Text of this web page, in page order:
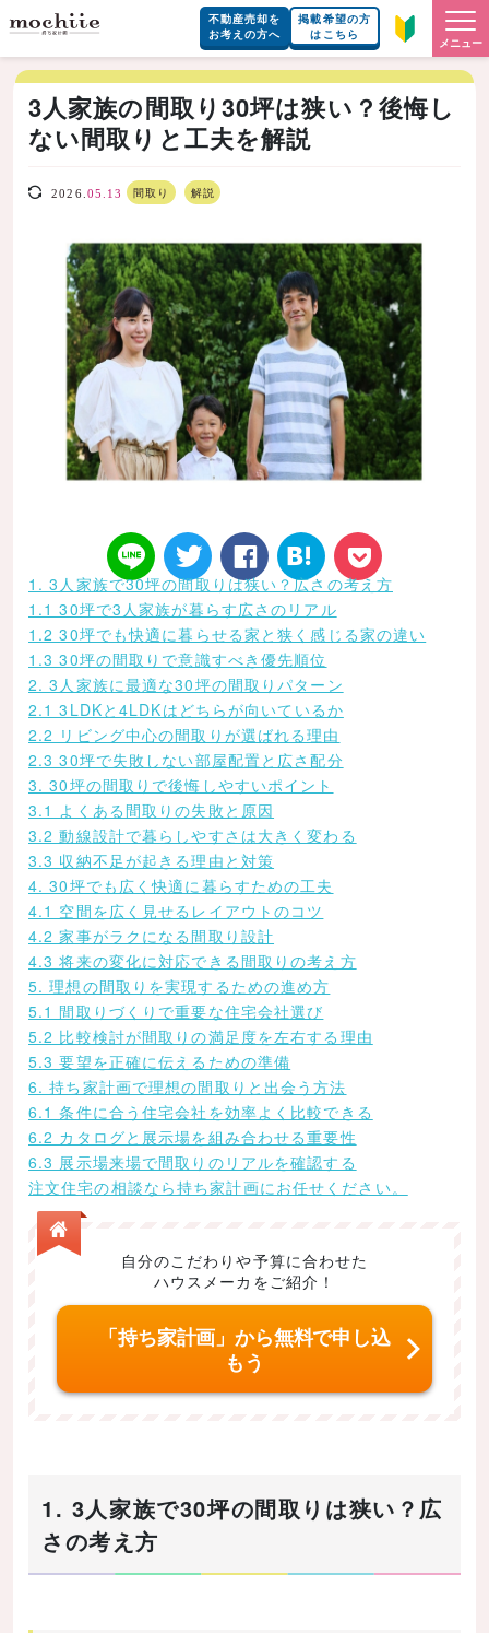
不動産売却を
お考えの方へ
掲載希望の方
はこちら
メニュー
3人家族の間取り30坪は狭い？後悔し
ない間取りと工夫を解説
2026. 05.13 間取り 解説
LINE Twitt
er
Face
book
はてなブ
ックマー
1. 3人家族で30坪の間取りは狭い？広さの考え方
1.1 30坪で3人家族が暮らす広さのリアル
1.2 30坪でも快適に暮らせる家と狭く感じる家の違い
1.3 30坪の間取りで意識すべき優先順位
2. 3人家族に最適な30坪の間取りパターン
2.1 3LDKと4LDKはどちらが向いているか
2.2 リビング中心の間取りが選ばれる理由
2.3 30坪で失敗しない部屋配置と広さ配分
3. 30坪の間取りで後悔しやすいポイント
3.1 よくある間取りの失敗と原因
3.2 動線設計で暮らしやすさは大きく変わる
3.3 収納不足が起きる理由と対策
4. 30坪でも広く快適に暮らすための工夫
4.1 空間を広く見せるレイアウトのコツ
4.2 家事がラクになる間取り設計
4.3 将来の変化に対応できる間取りの考え方
5. 理想の間取りを実現するための進め方
5.1 間取りづくりで重要な住宅会社選び
5.2 比較検討が間取りの満足度を左右する理由
5.3 要望を正確に伝えるための準備
6. 持ち家計画で理想の間取りと出会う方法
6.1 条件に合う住宅会社を効率よく比較できる
6.2 カタログと展示場を組み合わせる重要性
6.3 展示場来場で間取りのリアルを確認する
注文住宅の相談なら持ち家計画にお任せください。
自分のこだわりや予算に合わせた
ハウスメーカをご紹介！
「持ち家計画」から無料で申し込
もう
1. 3人家族で30坪の間取りは狭い？広
さの考え方